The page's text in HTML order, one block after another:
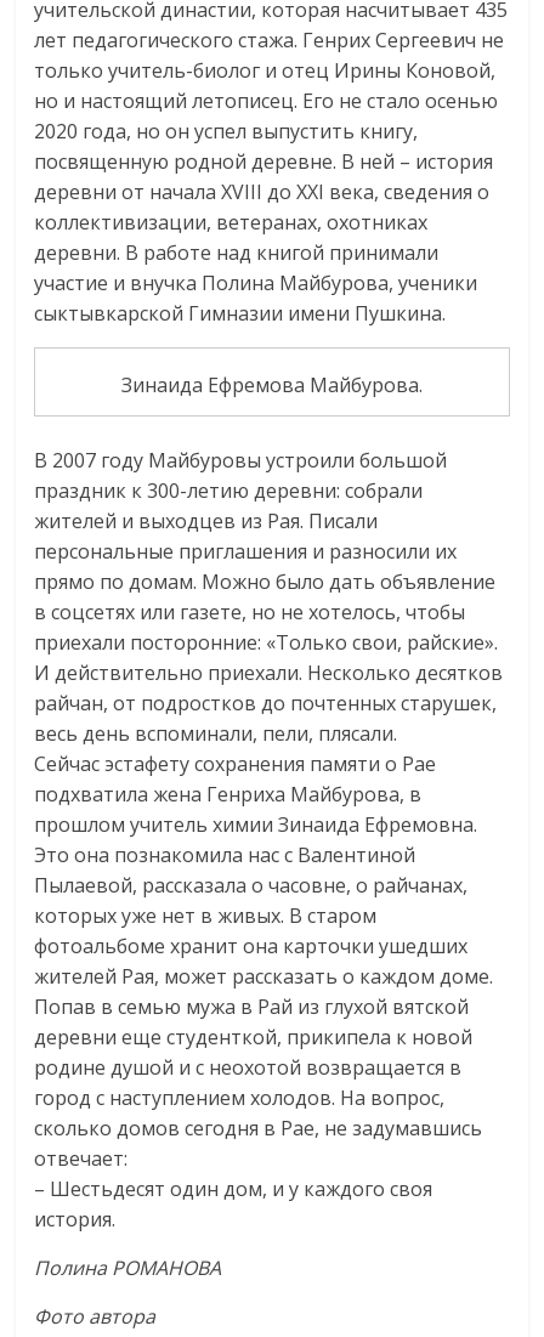
учительской династии, которая насчитывает 435
лет педагогического стажа. Генрих Сергеевич не
только учитель-биолог и отец Ирины Коновой,
но и настоящий летописец. Его не стало осенью
2020 года, но он успел выпустить книгу,
посвященную родной деревне. В ней – история
деревни от начала XVIII до XXI века, сведения о
коллективизации, ветеранах, охотниках
деревни. В работе над книгой принимали
участие и внучка Полина Майбурова, ученики
сыктывкарской Гимназии имени Пушкина.
Зинаида Ефремова Майбурова.
В 2007 году Майбуровы устроили большой
праздник к 300-летию деревни: собрали
жителей и выходцев из Рая. Писали
персональные приглашения и разносили их
прямо по домам. Можно было дать объявление
в соцсетях или газете, но не хотелось, чтобы
приехали посторонние: «Только свои, райские».
И действительно приехали. Несколько десятков
райчан, от подростков до почтенных старушек,
весь день вспоминали, пели, плясали.
Сейчас эстафету сохранения памяти о Рае
подхватила жена Генриха Майбурова, в
прошлом учитель химии Зинаида Ефремовна.
Это она познакомила нас с Валентиной
Пылаевой, рассказала о часовне, о райчанах,
которых уже нет в живых. В старом
фотоальбоме хранит она карточки ушедших
жителей Рая, может рассказать о каждом доме.
Попав в семью мужа в Рай из глухой вятской
деревни еще студенткой, прикипела к новой
родине душой и с неохотой возвращается в
город с наступлением холодов. На вопрос,
сколько домов сегодня в Рае, не задумавшись
отвечает:
– Шестьдесят один дом, и у каждого своя
история.
Полина РОМАНОВА
Фото автора